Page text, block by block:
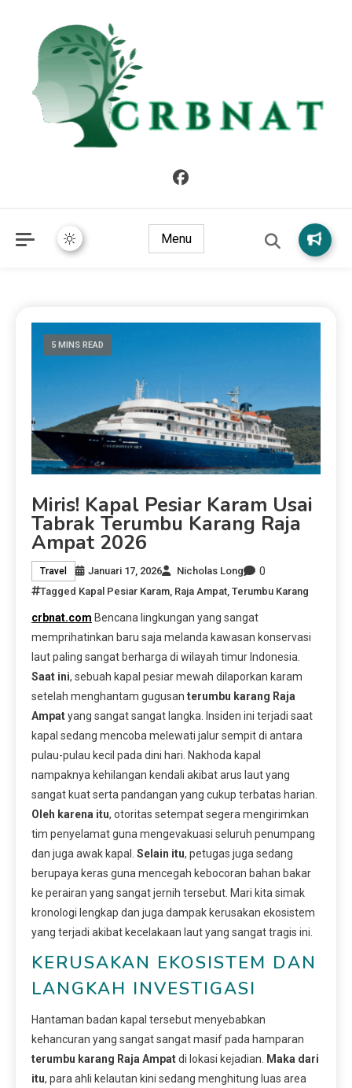
Menu
5 MINS READ
Miris! Kapal Pesiar Karam Usai
Tabrak Terumbu Karang Raja
Ampat 2026
Travel Januari 17, 2026 Nicholas Long 0
Tagged Kapal Pesiar Karam Raja Ampat Terumbu Karang
crbnat.com Bencana lingkungan yang sangat
memprihatinkan baru saja melanda kawasan konservasi
laut paling sangat berharga di wilayah timur Indonesia.
Saat ini, sebuah kapal pesiar mewah dilaporkan karam
setelah menghantam gugusan terumbu karang Raja
Ampatyang sangat sangat langka. Insiden ini terjadi saat
kapal sedang mencoba melewati jalur sempit di antara
pulau-pulau kecil pada dini hari. Nakhoda kapal
nampaknya kehilangan kendali akibat arus laut yang
sangat kuat serta pandangan yang cukup terbatas harian.
Oleh karena itu, otoritas setempat segera mengirimkan
tim penyelamat guna mengevakuasi seluruh penumpang
dan juga awak kapal. Selain itu, petugas juga sedang
berupaya keras guna mencegah kebocoran bahan bakar
ke perairan yang sangat jernih tersebut. Mari kita simak
kronologi lengkap dan juga dampak kerusakan ekosistem
yang terjadi akibat kecelakaan laut yang sangat tragis ini.
KERUSAKAN EKOSISTEM DAN
LANGKAH INVESTIGASI
Hantaman badan kapal tersebut menyebabkan
kehancuran yang sangat sangat masif pada hamparan
terumbu karang Raja Ampatdi lokasi kejadian.
Maka dari
itu, para ahli kelautan kini sedang menghitung luas area